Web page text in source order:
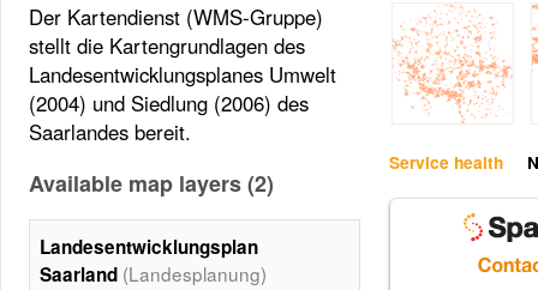
Service health
Der Kartendienst (WMS-Gruppe)
stellt die Kartengrundlagen des
Landesentwicklungsplanes Umwelt
(2004) und Siedlung (2006) des
Saarlandes bereit.
Available map layers (2)
Landesentwicklungsplan
Saarland (Landesplanung)